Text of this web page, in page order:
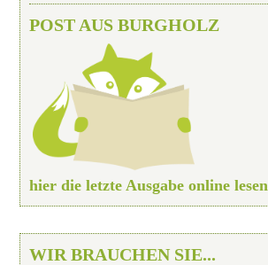
POST AUS BURGHOLZ
hier die letzte Ausgabe online lesen
WIR BRAUCHEN SIE...